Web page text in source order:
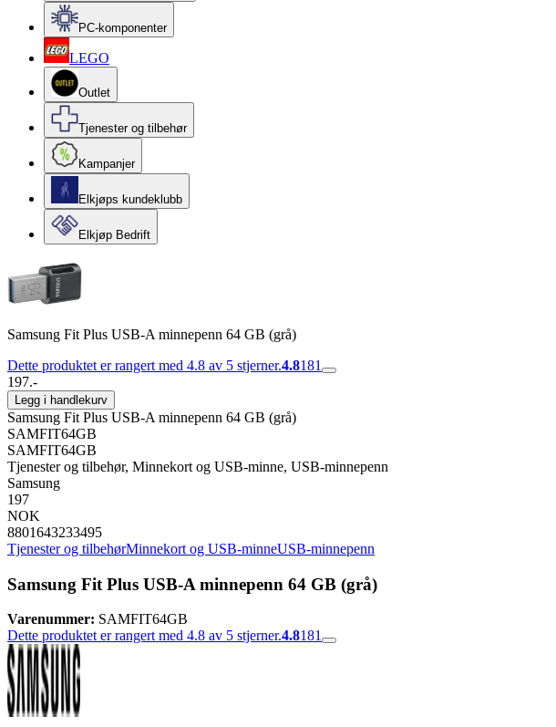
PC-komponenter
LEGO
Outlet
Tjenester og tilbehør
Kampanjer
Elkjøps kundeklubb
Elkjøp Bedrift
Samsung Fit Plus USB-A minnepenn 64 GB (grå)
Dette produktet er rangert med 4.8 av 5 stjerner.4.8181
197.-
Legg i handlekurv
Samsung Fit Plus USB-A minnepenn 64 GB (grå)
SAMFIT64GB
SAMFIT64GB
Tjenester og tilbehør, Minnekort og USB-minne, USB-minnepenn
Samsung
197
NOK
8801643233495
Tjenester og tilbehørMinnekort og USB-minneUSB-minnepenn
Samsung Fit Plus USB-A minnepenn 64 GB (grå)
Varenummer: SAMFIT64GB
Dette produktet er rangert med 4.8 av 5 stjerner.4.8181